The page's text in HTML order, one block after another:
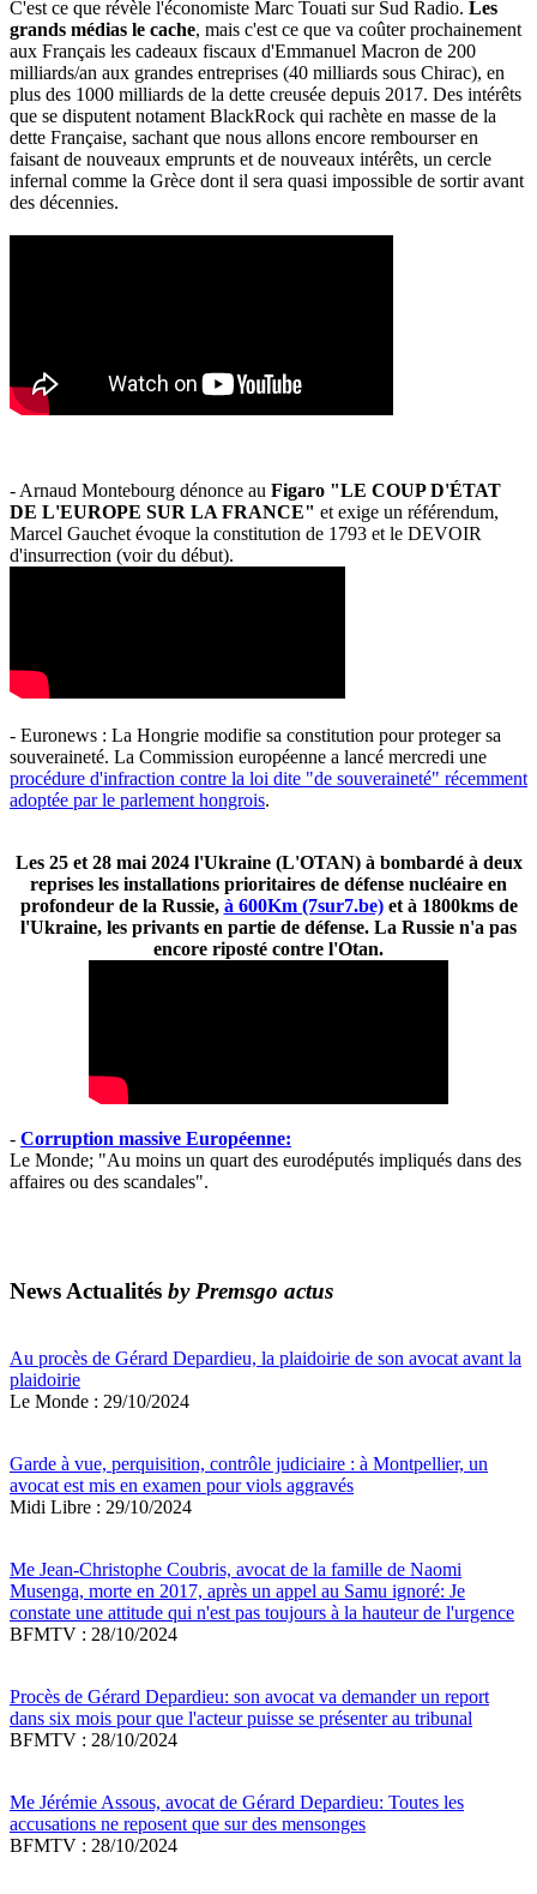
C'est ce que révèle l'économiste Marc Touati sur Sud Radio. Les
grands médias le cache, mais c'est ce que va coûter prochainement
aux Français les cadeaux fiscaux d'Emmanuel Macron de 200
milliards/an aux grandes entreprises (40 milliards sous Chirac), en
plus des 1000 milliards de la dette creusée depuis 2017. Des intérêts
que se disputent notament BlackRock qui rachète en masse de la
dette Française, sachant que nous allons encore rembourser en
faisant de nouveaux emprunts et de nouveaux intérêts, un cercle
infernal comme la Grèce dont il sera quasi impossible de sortir avant
des décennies.
- Arnaud Montebourg dénonce au Figaro "LE COUP D'ÉTAT
DE L'EUROPE SUR LA FRANCE" et exige un référendum,
Marcel Gauchet évoque la constitution de 1793 et le DEVOIR
d'insurrection (voir du début).
- Euronews : La Hongrie modifie sa constitution pour proteger sa
souveraineté. La Commission européenne a lancé mercredi une
procédure d'infraction contre la loi dite "de souveraineté" récemment
adoptée par le parlement hongrois.
Les 25 et 28 mai 2024 l'Ukraine (L'OTAN) à bombardé à deux
reprises les installations prioritaires de défense nucléaire en
profondeur de la Russie, à 600Km (7sur7.be)et à 1800kms de
l'Ukraine, les privants en partie de défense. La Russie n'a pas
encore riposté contre l'Otan.
- Corruption massive Européenne:
Le Monde; "Au moins un quart des eurodéputés impliqués dans des
affaires ou des scandales".
News Actualités by Premsgo actus
Au procès de Gérard Depardieu, la plaidoirie de son avocat avant la
plaidoirie
Le Monde : 29/10/2024
Garde à vue, perquisition, contrôle judiciaire : à Montpellier, un
avocat est mis en examen pour viols aggravés
Midi Libre : 29/10/2024
Me Jean-Christophe Coubris, avocat de la famille de Naomi
Musenga, morte en 2017, après un appel au Samu ignoré: Je
constate une attitude qui n'est pas toujours à la hauteur de l'urgence
BFMTV : 28/10/2024
Procès de Gérard Depardieu: son avocat va demander un report
dans six mois pour que l'acteur puisse se présenter au tribunal
BFMTV : 28/10/2024
Me Jérémie Assous, avocat de Gérard Depardieu: Toutes les
accusations ne reposent que sur des mensonges
BFMTV : 28/10/2024